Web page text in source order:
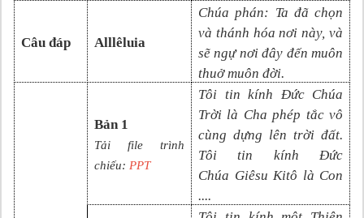
Câu đáp Alllêluia
Chúa phán: Ta đã chọn
và thánh hóa nơi này, và
sẽ ngự nơi đây đến muôn
thuở muôn đời.
Bản 1
Tải file trình
chiếu: PPT
Tôi tin kính Đức Chúa
Trời là Cha phép tắc vô
cùng dựng lên trời đất.
Tôi tin kính Đức
Chúa Giêsu Kitô là Con
....